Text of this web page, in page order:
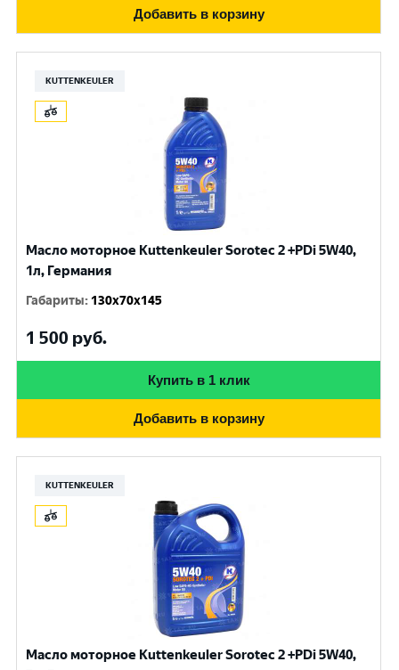
Добавить в корзину
KUTTENKEULER
Масло моторное Kuttenkeuler Sorotec 2 +PDi 5W40,
1л, Германия
Габариты: 130x70x145
1 500 руб.
Купить в 1 клик
Добавить в корзину
KUTTENKEULER
Масло моторное Kuttenkeuler Sorotec 2 +PDi 5W40,